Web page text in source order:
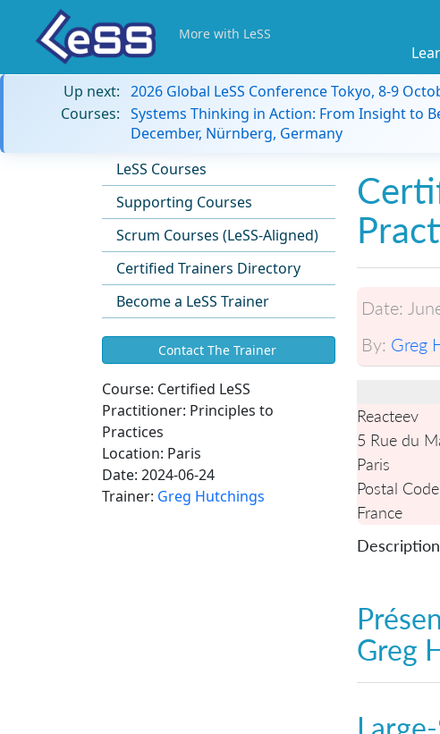
More with LeSS
Up next: 2026 Global LeSS Conference Tokyo, 8-9
Courses: Systems Thinking in Action: From Insight to
December, Nürnberg, Germany
LeSS Courses
Supporting Courses
Scrum Courses (LeSS-Aligned)
Certified Trainers Directory
Become a LeSS Trainer
Contact The Trainer
Course: Certified LeSS
Practitioner: Principles to
Practices
Location: Paris
Date: 2024-06-24
Trainer: Greg Hutchings
Date:
By: Greg
Reacteev
5 Rue du
Paris
Postal
France
Greg